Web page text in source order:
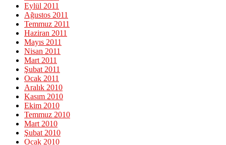
Eylül 2011
Ağustos 2011
Temmuz 2011
Haziran 2011
Mayıs 2011
Nisan 2011
Mart 2011
Şubat 2011
Ocak 2011
Aralık 2010
Kasım 2010
Ekim 2010
Temmuz 2010
Mart 2010
Şubat 2010
Ocak 2010